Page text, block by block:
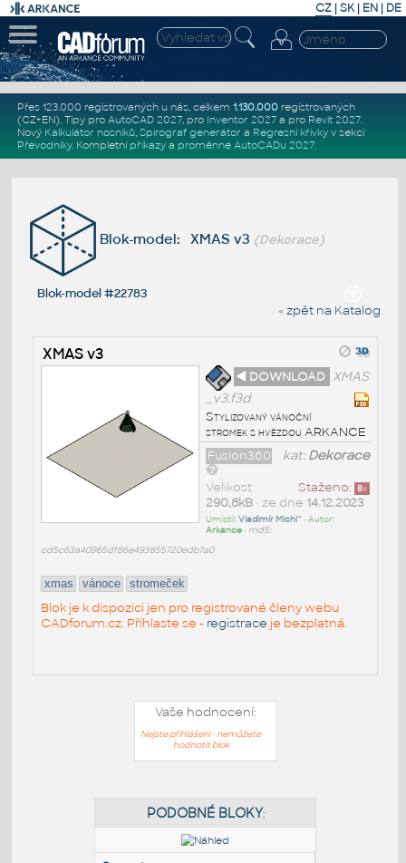
CZ | SK| EN | DE
Přes 123.000 registrovaných u nás, celkem 1.130.000registrovaných
(CZ+EN). Tipy pro AutoCAD 2027, pro Inventor 2027a pro Revit 2027.
Nový Kalkulátor nosníků, Spirograf generátor a Regresní křivkyv sekci
Převodníky. Kompletní příkazya proměnné AutoCADu 2027.
Blok-model: XMAS v3 (Dekorace)
Blok-model #22783
« zpět na Katalog
XMAS v3
◄ DOWNLOAD XMAS
_v3.f3d
Stylizovaný vánoční
stromek s hvězdou ARKANCE
kat:Dekorace
Fusion360
Staženo: 8x
Velikost
290,8kB• ze dne 14.12.2023
Umístil:Vladimír Michl^ • Autor:
Arkance• md5:
cd5c63a40965df86e493855720edb7a0
xmas vánoce stromeček
Blok je k dispozici jen pro registrované členy webu
CADforum.cz. Přihlaste se - registrace je bezplatná.
Vaše hodnocení:
Nejste přihlášeni - nemůžete
hodnotit blok